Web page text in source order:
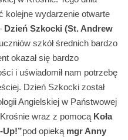
kolejne wydarzenie otwarte
Dzień Szkocki (St. Andrew
szkół średnich bardzo
okazał się bardzo
i uświadomił nam potrzebę
Dzień Szkocki został
Angielskiej w Państwowej
wraz z pomocą Koła
Up!”pod opieką mgr Anny